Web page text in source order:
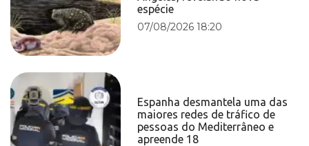
espécie
07/08/2026 18:20
Espanha desmantela uma das
maiores redes de tráfico de
pessoas do Mediterrâneo e
apreende 18